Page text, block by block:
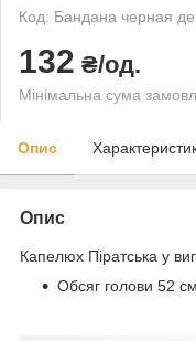
Код: Бандана черная
132 ₴/од.
Мінімальна сума
Опис
Опис
Капелюх Піратська у
Обсяг голови 52 см